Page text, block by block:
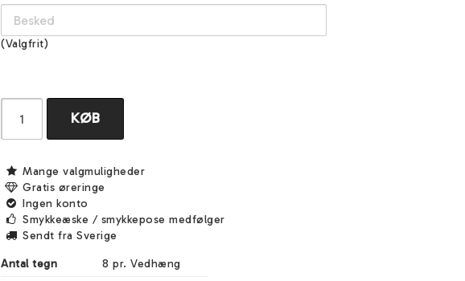
(Valgfrit)
KØB
Mange valgmuligheder
Gratis øreringe
Ingen konto
Smykkeæske / smykkepose medfølger
Sendt fra Sverige
Antal tegn
8 pr. Vedhæng